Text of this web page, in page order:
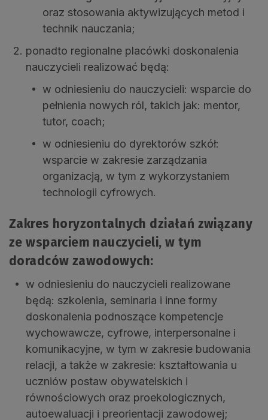
oraz stosowania aktywizujących metod i
technik nauczania;
ponadto regionalne placówki doskonalenia
nauczycieli realizować będą:
w odniesieniu do nauczycieli: wsparcie do
pełnienia nowych ról, takich jak: mentor,
tutor, coach;
w odniesieniu do dyrektorów szkół:
wsparcie w zakresie zarządzania
organizacją, w tym z wykorzystaniem
technologii cyfrowych.
Zakres horyzontalnych działań związany
ze wsparciem nauczycieli, w tym
doradców zawodowych:
w odniesieniu do nauczycieli realizowane
będą: szkolenia, seminaria i inne formy
doskonalenia podnoszące kompetencje
wychowawcze, cyfrowe, interpersonalne i
komunikacyjne, w tym w zakresie budowania
relacji, a także w zakresie: kształtowania u
uczniów postaw obywatelskich i
równościowych oraz proekologicznych,
autoewaluacji i preorientacji zawodowej;